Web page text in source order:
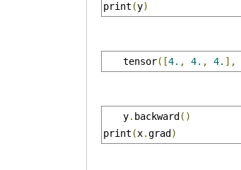
print (y)
tensor([4. , 4. , 4. ],
y. backward ()
print (x.grad )